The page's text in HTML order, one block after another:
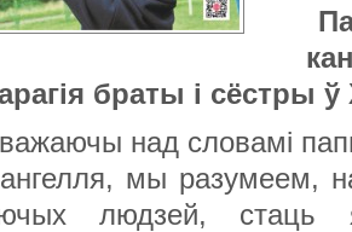
браты і сёстры
над словамі
мы разумеем,
людзей,